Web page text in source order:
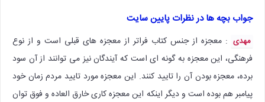
جواب بچه ها در نظرات پایین سایت
مهدی : معجزه از جنس کتاب فراتر از معجزه های قبلی است و از نوع
فرهنگی، این معجزه به گونه ای است که آیندگان نیز می توانند از آن سود
برده، معجزه بودن آن را تایید کنند. این معجزه مورد تایید مردم زمان خود
پیامبر هم بوده است و دیگر اینکه این معجزه کاری خارق العاده و فوق توان